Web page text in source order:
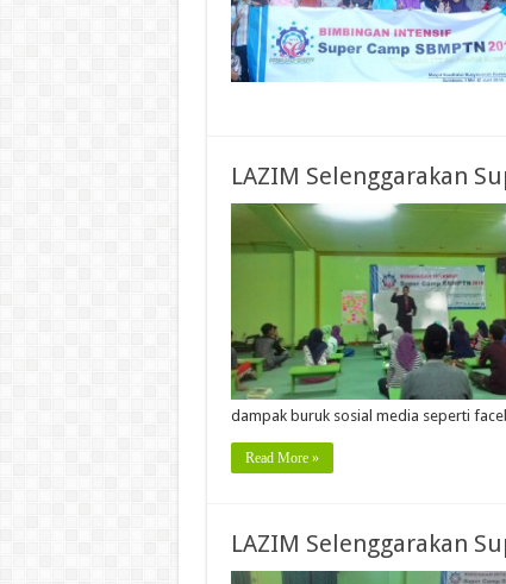
LAZIM Selenggarakan
dampak buruk sosial media seperti
Read More »
LAZIM Selenggarakan